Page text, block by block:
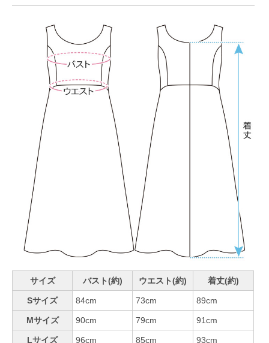
サイズ バスト(約) ウエスト(約) 着丈(約)
Sサイズ 84cm 73cm 89cm
Mサイズ 90cm 79cm 91cm
Lサイズ 96cm 85cm 93cm